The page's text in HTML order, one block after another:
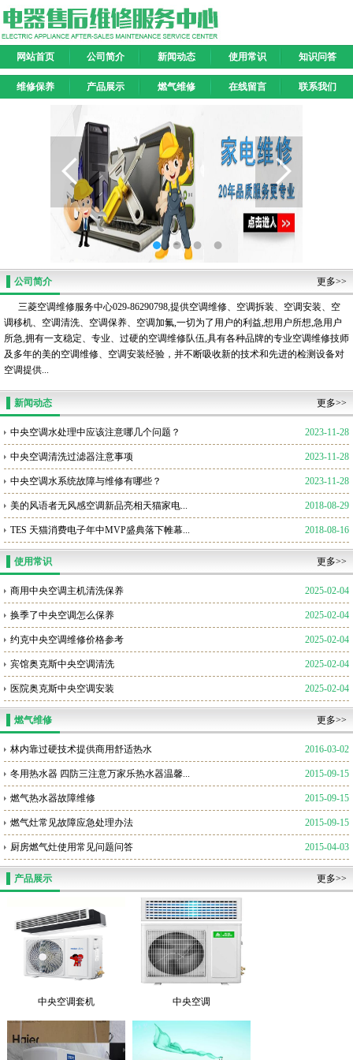
网站首页 公司简介 新闻动态 使用常识 知识问答
维修保养 产品展示 燃气维修 在线留言 联系我们
公司简介 更多>>
三菱空调维修服务中心029-86290798,提供空调维修、空调拆装、空调安装、空
调移机、空调清洗、空调保养、空调加氟,一切为了用户的利益,想用户所想,急用户
所急,拥有一支稳定、专业、过硬的空调维修队伍,具有各种品牌的专业空调维修技师
及多年的美的空调维修、空调安装经验，并不断吸收新的技术和先进的检测设备对
空调提供...
新闻动态 更多>>
2023-11-28
中央空调水处理中应该注意哪几个问题？
2023-11-28
中央空调清洗过滤器注意事项
2023-11-28
中央空调水系统故障与维修有哪些？
2018-08-29
美的风语者无风感空调新品亮相天猫家电...
2018-08-16
TES 天猫消费电子年中MVP盛典落下帷幕...
使用常识 更多>>
2025-02-04
商用中央空调主机清洗保养
2025-02-04
换季了中央空调怎么保养
2025-02-04
约克中央空调维修价格参考
2025-02-04
宾馆奥克斯中央空调清洗
2025-02-04
医院奥克斯中央空调安装
燃气维修 更多>>
2016-03-02
林内靠过硬技术提供商用舒适热水
2015-09-15
冬用热水器 四防三注意万家乐热水器温馨...
2015-09-15
燃气热水器故障维修
2015-09-15
燃气灶常见故障应急处理办法
2015-04-03
厨房燃气灶使用常见问题问答
产品展示 更多>>
中央空调套机 中央空调